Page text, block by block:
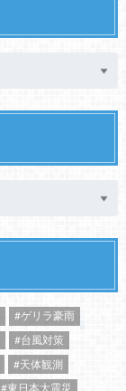
#ゲリラ豪雨
#台風対策
#天体観測
#東日本大震災